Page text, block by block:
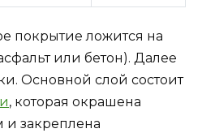
покрытие ложится на
или бетон). Далее
Основной слой состоит
, которая окрашена
закреплена